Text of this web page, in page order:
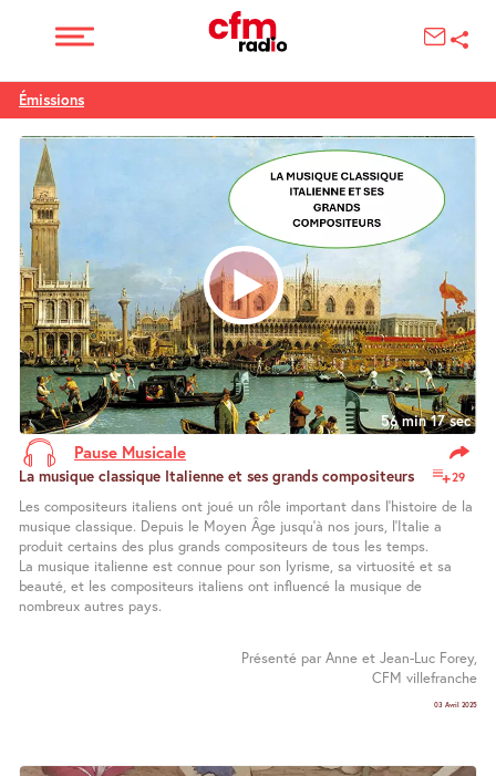
Émissions
56 min 17 sec
Pause Musicale
29
La musique classique Italienne et ses grands compositeurs
Les compositeurs italiens ont joué un rôle important dans l’histoire de la
musique classique. Depuis le Moyen Âge jusqu’à nos jours, l’Italie a
produit certains des plus grands compositeurs de tous les temps.
La musique italienne est connue pour son lyrisme, sa virtuosité et sa
beauté, et les compositeurs italiens ont influencé la musique de
nombreux autres pays.
Présenté par Anne et Jean-Luc Forey,
CFM villefranche
03 Avril 2025